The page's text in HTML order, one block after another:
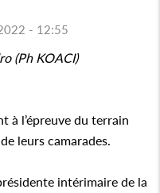
- 12:55
(Ph KOACI)
à l’épreuve du terrain
leurs camarades.
intérimaire de la